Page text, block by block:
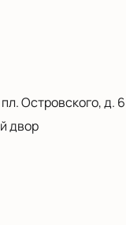
Островского, д. 6
двор